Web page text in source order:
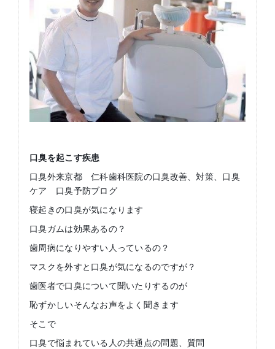
口臭を起こす疾患
口臭外来京都 仁科歯科医院の口臭改善、対策、口臭
ケア 口臭予防ブログ
寝起きの口臭が気になります
口臭ガムは効果あるの？
歯周病になりやすい人っているの？
マスクを外すと口臭が気になるのですが？
歯医者で口臭について聞いたりするのが
恥ずかしいそんなお声をよく聞きます
そこで
口臭で悩まれている人の共通点の問題、質問